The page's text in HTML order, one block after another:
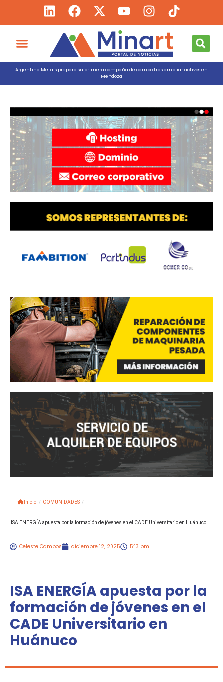
Argentina Metals prepara su primera campaña de campo tras ampliar activos en
Mendoza
Inicio / COMUNIDADES /
ISA ENERGÍA apuesta por la formación de jóvenes en el CADE Universitario en Huánuco
Celeste Campos diciembre 12, 2025 5:13 pm
ISA ENERGÍA apuesta por la
formación de jóvenes en el
CADE Universitario en
Huánuco